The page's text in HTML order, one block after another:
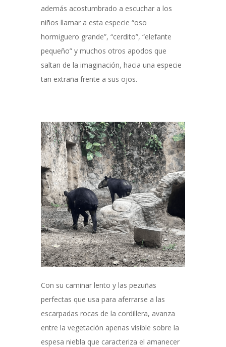
además acostumbrado a escuchar a los
niños llamar a esta especie “oso
hormiguero grande”, “cerdito”, “elefante
pequeño” y muchos otros apodos que
saltan de la imaginación, hacia una especie
tan extraña frente a sus ojos.
Con su caminar lento y las pezuñas
perfectas que usa para aferrarse a las
escarpadas rocas de la cordillera, avanza
entre la vegetación apenas visible sobre la
espesa niebla que caracteriza el amanecer